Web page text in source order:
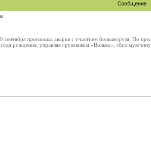
Сообщение
сентября произошла авария с участием большегруза. По
рождения, управляя грузовиком «Вольво», сбил